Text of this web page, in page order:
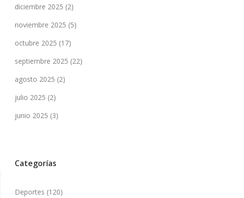
diciembre 2025 (2)
noviembre 2025 (5)
octubre 2025 (17)
septiembre 2025 (22)
agosto 2025 (2)
julio 2025 (2)
junio 2025 (3)
Categorías
Deportes (120)